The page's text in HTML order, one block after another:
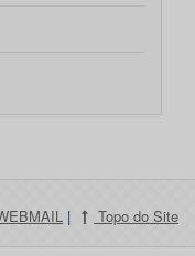
| Topo do Site